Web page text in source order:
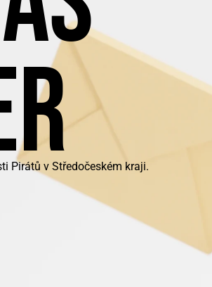
Pirátů v Středočeském kraji.